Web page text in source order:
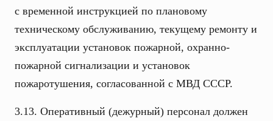
с временной инструкцией по плановому
техническому обслуживанию, текущему ремонту и
эксплуатации установок пожарной, охранно-
пожарной сигнализации и установок
пожаротушения, согласованной с МВД СССР.
3.13. Оперативный (дежурный) персонал должен